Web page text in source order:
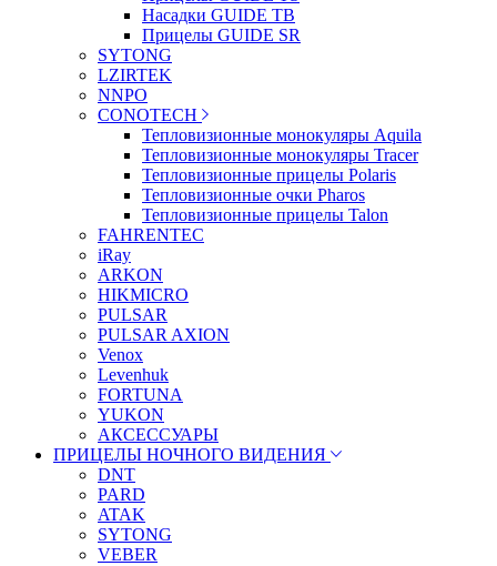
Насадки GUIDE TB
Прицелы GUIDE SR
SYTONG
LZIRTEK
NNPO
CONOTECH
Тепловизионные монокуляры Aquila
Тепловизионные монокуляры Tracer
Тепловизионные прицелы Polaris
Тепловизионные очки Pharos
Тепловизионные прицелы Talon
FAHRENTEC
iRay
ARKON
HIKMICRO
PULSAR
PULSAR AXION
Venox
Levenhuk
FORTUNA
YUKON
АКСЕССУАРЫ
ПРИЦЕЛЫ НОЧНОГО ВИДЕНИЯ
DNT
PARD
ATAK
SYTONG
VEBER